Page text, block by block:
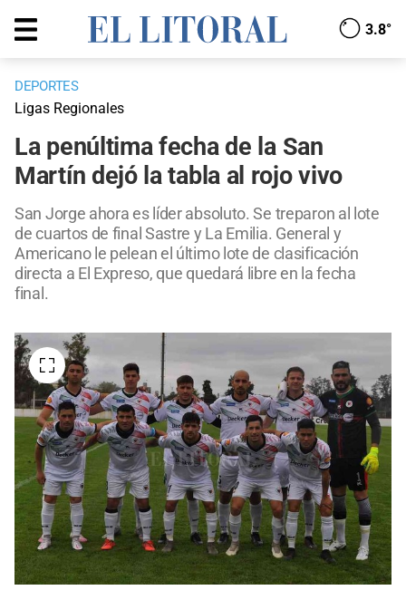
3.8°
DEPORTES
Ligas Regionales
La penúltima fecha de la San
Martín dejó la tabla al rojo vivo
San Jorge ahora es líder absoluto. Se treparon al lote
de cuartos de final Sastre y La Emilia. General y
Americano le pelean el último lote de clasificación
directa a El Expreso, que quedará libre en la fecha
final.